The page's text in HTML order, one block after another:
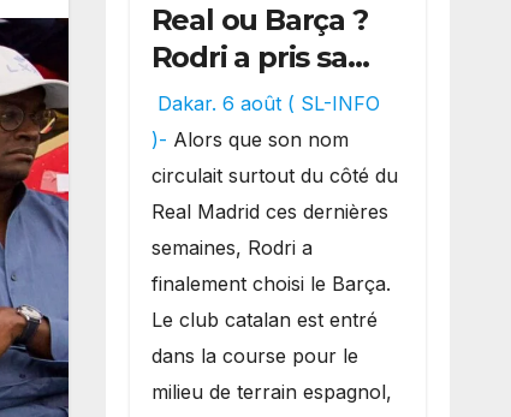
Real ou Barça ?
Rodri a pris sa
décision, un
choix qui
pourrait faire
grand bruit sur
le marché des
transferts.
Dakar. 6 août ( SL-INFO
)- Alors que son nom
circulait surtout du côté du
Real Madrid ces dernières
semaines, Rodri a
finalement choisi le Barça.
Le club catalan est entré
dans la course pour le
milieu de terrain espagnol,